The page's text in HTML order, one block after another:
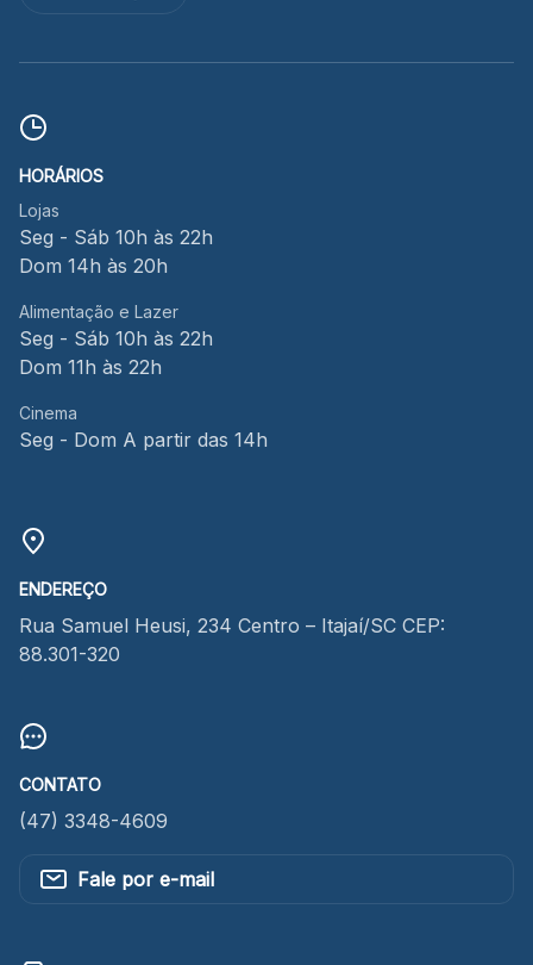
HORÁRIOS
Lojas
Seg - Sáb 10h às 22h
Dom 14h às 20h
Alimentação e Lazer
Seg - Sáb 10h às 22h
Dom 11h às 22h
Cinema
Seg - Dom A partir das 14h
ENDEREÇO
Rua Samuel Heusi, 234 Centro – Itajaí/SC CEP:
88.301-320
CONTATO
(47) 3348-4609
Fale por e-mail